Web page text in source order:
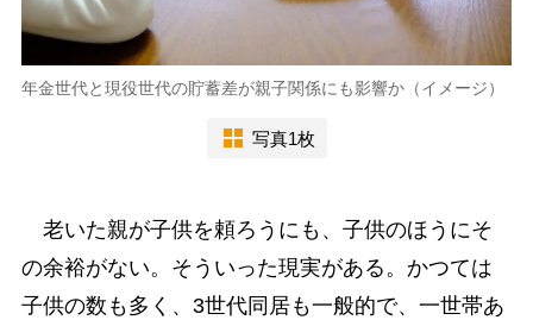
年金世代と現役世代の貯蓄差が親子関係にも影響か（イメージ）
写真1枚
老いた親が子供を頼ろうにも、子供のほうにそ
の余裕がない。そういった現実がある。かつては
子供の数も多く、3世代同居も一般的で、一世帯あ